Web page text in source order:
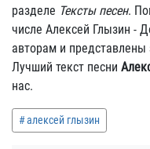
разделе Тексты песен.
числе Алексей Глызин -
авторам и
Лучший текст песни
нас.
алексей глызин